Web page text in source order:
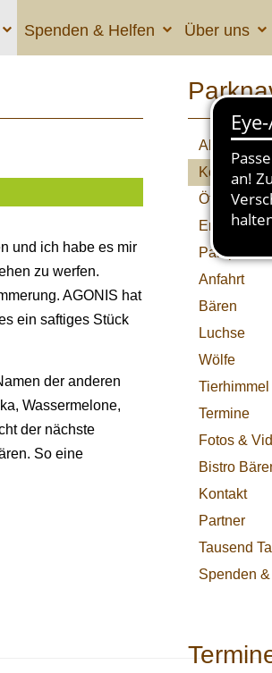
Spenden & Helfen Über uns
und ich habe es mir
zu werfen.
AGONIS hat
ein saftiges Stück
der anderen
Wassermelone,
der nächste
So eine
Aktuelles
Kolumne
Parkplan
Anfahrt
Bären
Luchse
Wölfe
Tierhimmel
Termine
Fotos &
Bistro
Kontakt
Partner
Tausend
Spenden